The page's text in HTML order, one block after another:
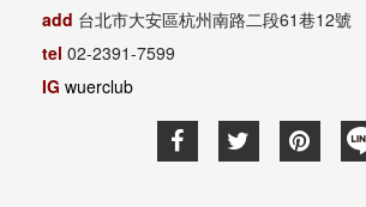
add 台北市大安區杭州南路二段61巷12號
tel 02-2391-7599
IG wuerclub